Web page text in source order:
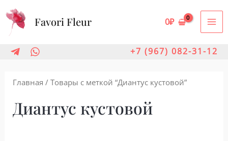
Перейти
содержимому
Favori Fleur 0₽
+7 (967) 082-31-12
Главная / Товары с меткой “Диантус кустовой”
Диантус кустовой